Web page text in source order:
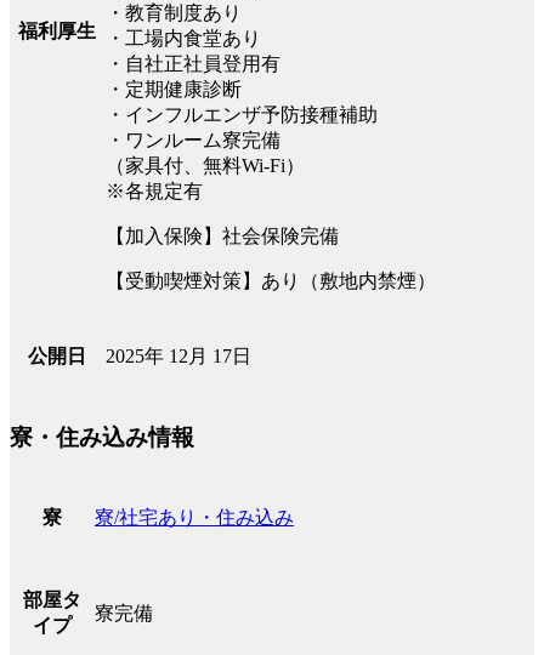
福利厚生
・教育制度あり
・工場内食堂あり
・自社正社員登用有
・定期健康診断
・インフルエンザ予防接種補助
・ワンルーム寮完備
（家具付、無料Wi-Fi）
※各規定有
【加入保険】社会保険完備
【受動喫煙対策】あり（敷地内禁煙）
公開日 2025年 12月 17日
寮・住み込み情報
寮 寮/社宅あり・住み込み
部屋タ
イプ
寮完備